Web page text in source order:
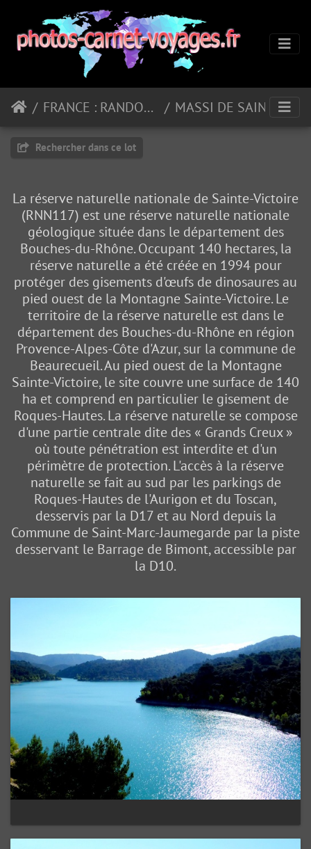
FRANCE : RANDONNEES EN REGION PACA MASSI DE SAINTE-VICTOIRE 3
Rechercher dans ce lot
La réserve naturelle nationale de Sainte-Victoire
(RNN117) est une réserve naturelle nationale
géologique située dans le département des
Bouches-du-Rhône. Occupant 140 hectares, la
réserve naturelle a été créée en 1994 pour
protéger des gisements d'œufs de dinosaures au
pied ouest de la Montagne Sainte-Victoire. Le
territoire de la réserve naturelle est dans le
département des Bouches-du-Rhône en région
Provence-Alpes-Côte d'Azur, sur la commune de
Beaurecueil. Au pied ouest de la Montagne
Sainte-Victoire, le site couvre une surface de 140
ha et comprend en particulier le gisement de
Roques-Hautes. La réserve naturelle se compose
d'une partie centrale dite des « Grands Creux »
où toute pénétration est interdite et d'un
périmètre de protection. L'accès à la réserve
naturelle se fait au sud par les parkings de
Roques-Hautes de l'Aurigon et du Toscan,
desservis par la D17 et au Nord depuis la
Commune de Saint-Marc-Jaumegarde par la piste
desservant le Barrage de Bimont, accessible par
la D10.